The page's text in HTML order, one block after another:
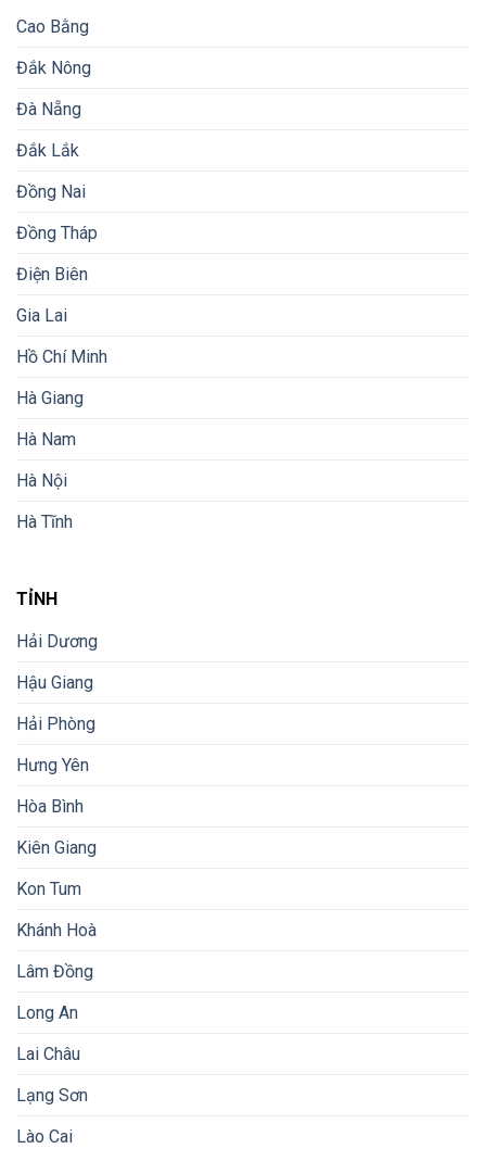
Cao Bằng
Đắk Nông
Đà Nẵng
Đắk Lắk
Đồng Nai
Đồng Tháp
Điện Biên
Gia Lai
Hồ Chí Minh
Hà Giang
Hà Nam
Hà Nội
Hà Tĩnh
TỈNH
Hải Dương
Hậu Giang
Hải Phòng
Hưng Yên
Hòa Bình
Kiên Giang
Kon Tum
Khánh Hoà
Lâm Đồng
Long An
Lai Châu
Lạng Sơn
Lào Cai